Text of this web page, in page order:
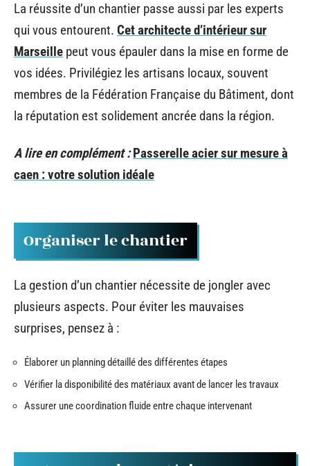
La réussite d’un chantier passe aussi par les experts
qui vous entourent. Cet architecte d’intérieur sur
Marseille peut vous épauler dans la mise en forme de
vos idées. Privilégiez les artisans locaux, souvent
membres de la Fédération Française du Bâtiment, dont
la réputation est solidement ancrée dans la région.
A lire en complément : Passerelle acier sur mesure à
caen : votre solution idéale
Organiser le chantier
La gestion d’un chantier nécessite de jongler avec
plusieurs aspects. Pour éviter les mauvaises
surprises, pensez à :
Élaborer un planning détaillé des différentes étapes
Vérifier la disponibilité des matériaux avant de lancer les travaux
Assurer une coordination fluide entre chaque intervenant